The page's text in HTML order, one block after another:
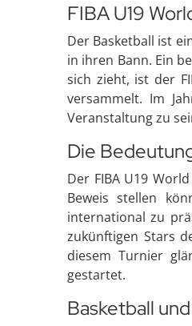
FIBA U19
Der Basketball ist
in ihren Bann. Ein
sich zieht, ist der
versammelt. Im
Veranstaltung zu
Die
Der FIBA U19
Beweis stellen
international zu
zukünftigen Stars
diesem Turnier
gestartet.
Basketball